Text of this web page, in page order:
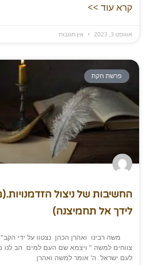
קרא עוד >>
אוגוסט 3, 2023 אין תגובות
פרשת חקת
החשיבות של ניצול
לידך אל תחמיצנה)
משה רבינו ואהרן הכהן נצטוו על ידי
צווחים למשה " ויצמא שם העם למים הב
לעם ישראל ה' אומר למשה ואהרן